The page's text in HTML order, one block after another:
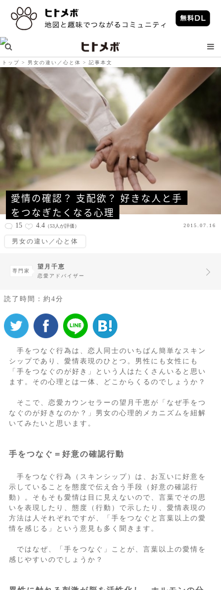
トップ 男女の違い／心と体 記事本文
愛情の確認？ 支配欲？ 好きな人と手
をつなぎたくなる心理
15 4.4 （53人が評価） 2015.07.16
男女の違い／心と体
専門家
望月千恵
恋愛アドバイザー
読了時間：約4分
手をつなぐ行為は、恋人同士のいちばん簡単なスキン
シップであり、愛情表現のひとつ。男性にも女性にも
「手をつなぐのが好き」という人はたくさんいると思い
ます。その心理とは一体、どこからくるのでしょうか？
そこで、恋愛カウンセラーの望月千恵が「なぜ手をつ
なぐのが好きなのか？」男女の心理的メカニズムを紐解
いてみたいと思います。
手をつなぐ＝好意の確認行動
手をつなぐ行為（スキンシップ）は、お互いに好意を
示していることを態度で伝え合う手段（好意の確認行
動）。そもそも愛情は目に見えないので、言葉でその思
いを表現したり、態度（行動）で示したり、愛情表現の
方法は人それぞれですが、「手をつなぐと言葉以上の愛
情を感じる」という意見も多く聞きます。
ではなぜ、「手をつなぐ」ことが、言葉以上の愛情を
感じやすいのでしょうか？